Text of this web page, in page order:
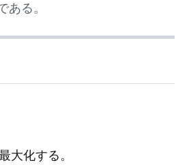
ある。
大化する。